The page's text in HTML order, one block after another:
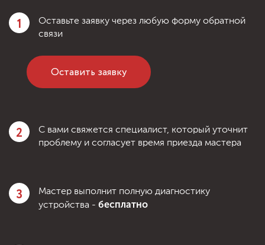
1
Оставьте заявку через любую форму обратной
связи
Оставить заявку
2
С вами свяжется специалист, который уточнит
проблему и согласует время приезда мастера
3
Мастер выполнит полную диагностику
устройства - бесплатно